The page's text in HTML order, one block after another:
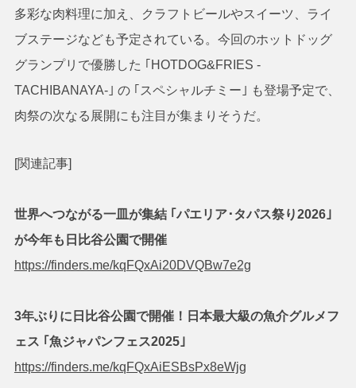
多彩な肉料理に加え、クラフトビールやスイーツ、ライ
ブステージなども予定されている。今回のホットドッグ
グランプリで優勝した ｢HOTDOG&FRIES -
TACHIBANAYA-｣ の ｢スペシャルチミー｣ も登場予定で、
肉祭の次なる展開にも注目が集まりそうだ。
[関連記事]
世界へつながる一皿が集結 ｢パエリア･タパス祭り2026｣
が今年も日比谷公園で開催
https://finders.me/kqFQxAi20DVQBw7e2g
3年ぶりに日比谷公園で開催！日本最大級の魚介グルメフ
ェス ｢魚ジャパンフェス2025｣
https://finders.me/kqFQxAiESBsPx8eWjg